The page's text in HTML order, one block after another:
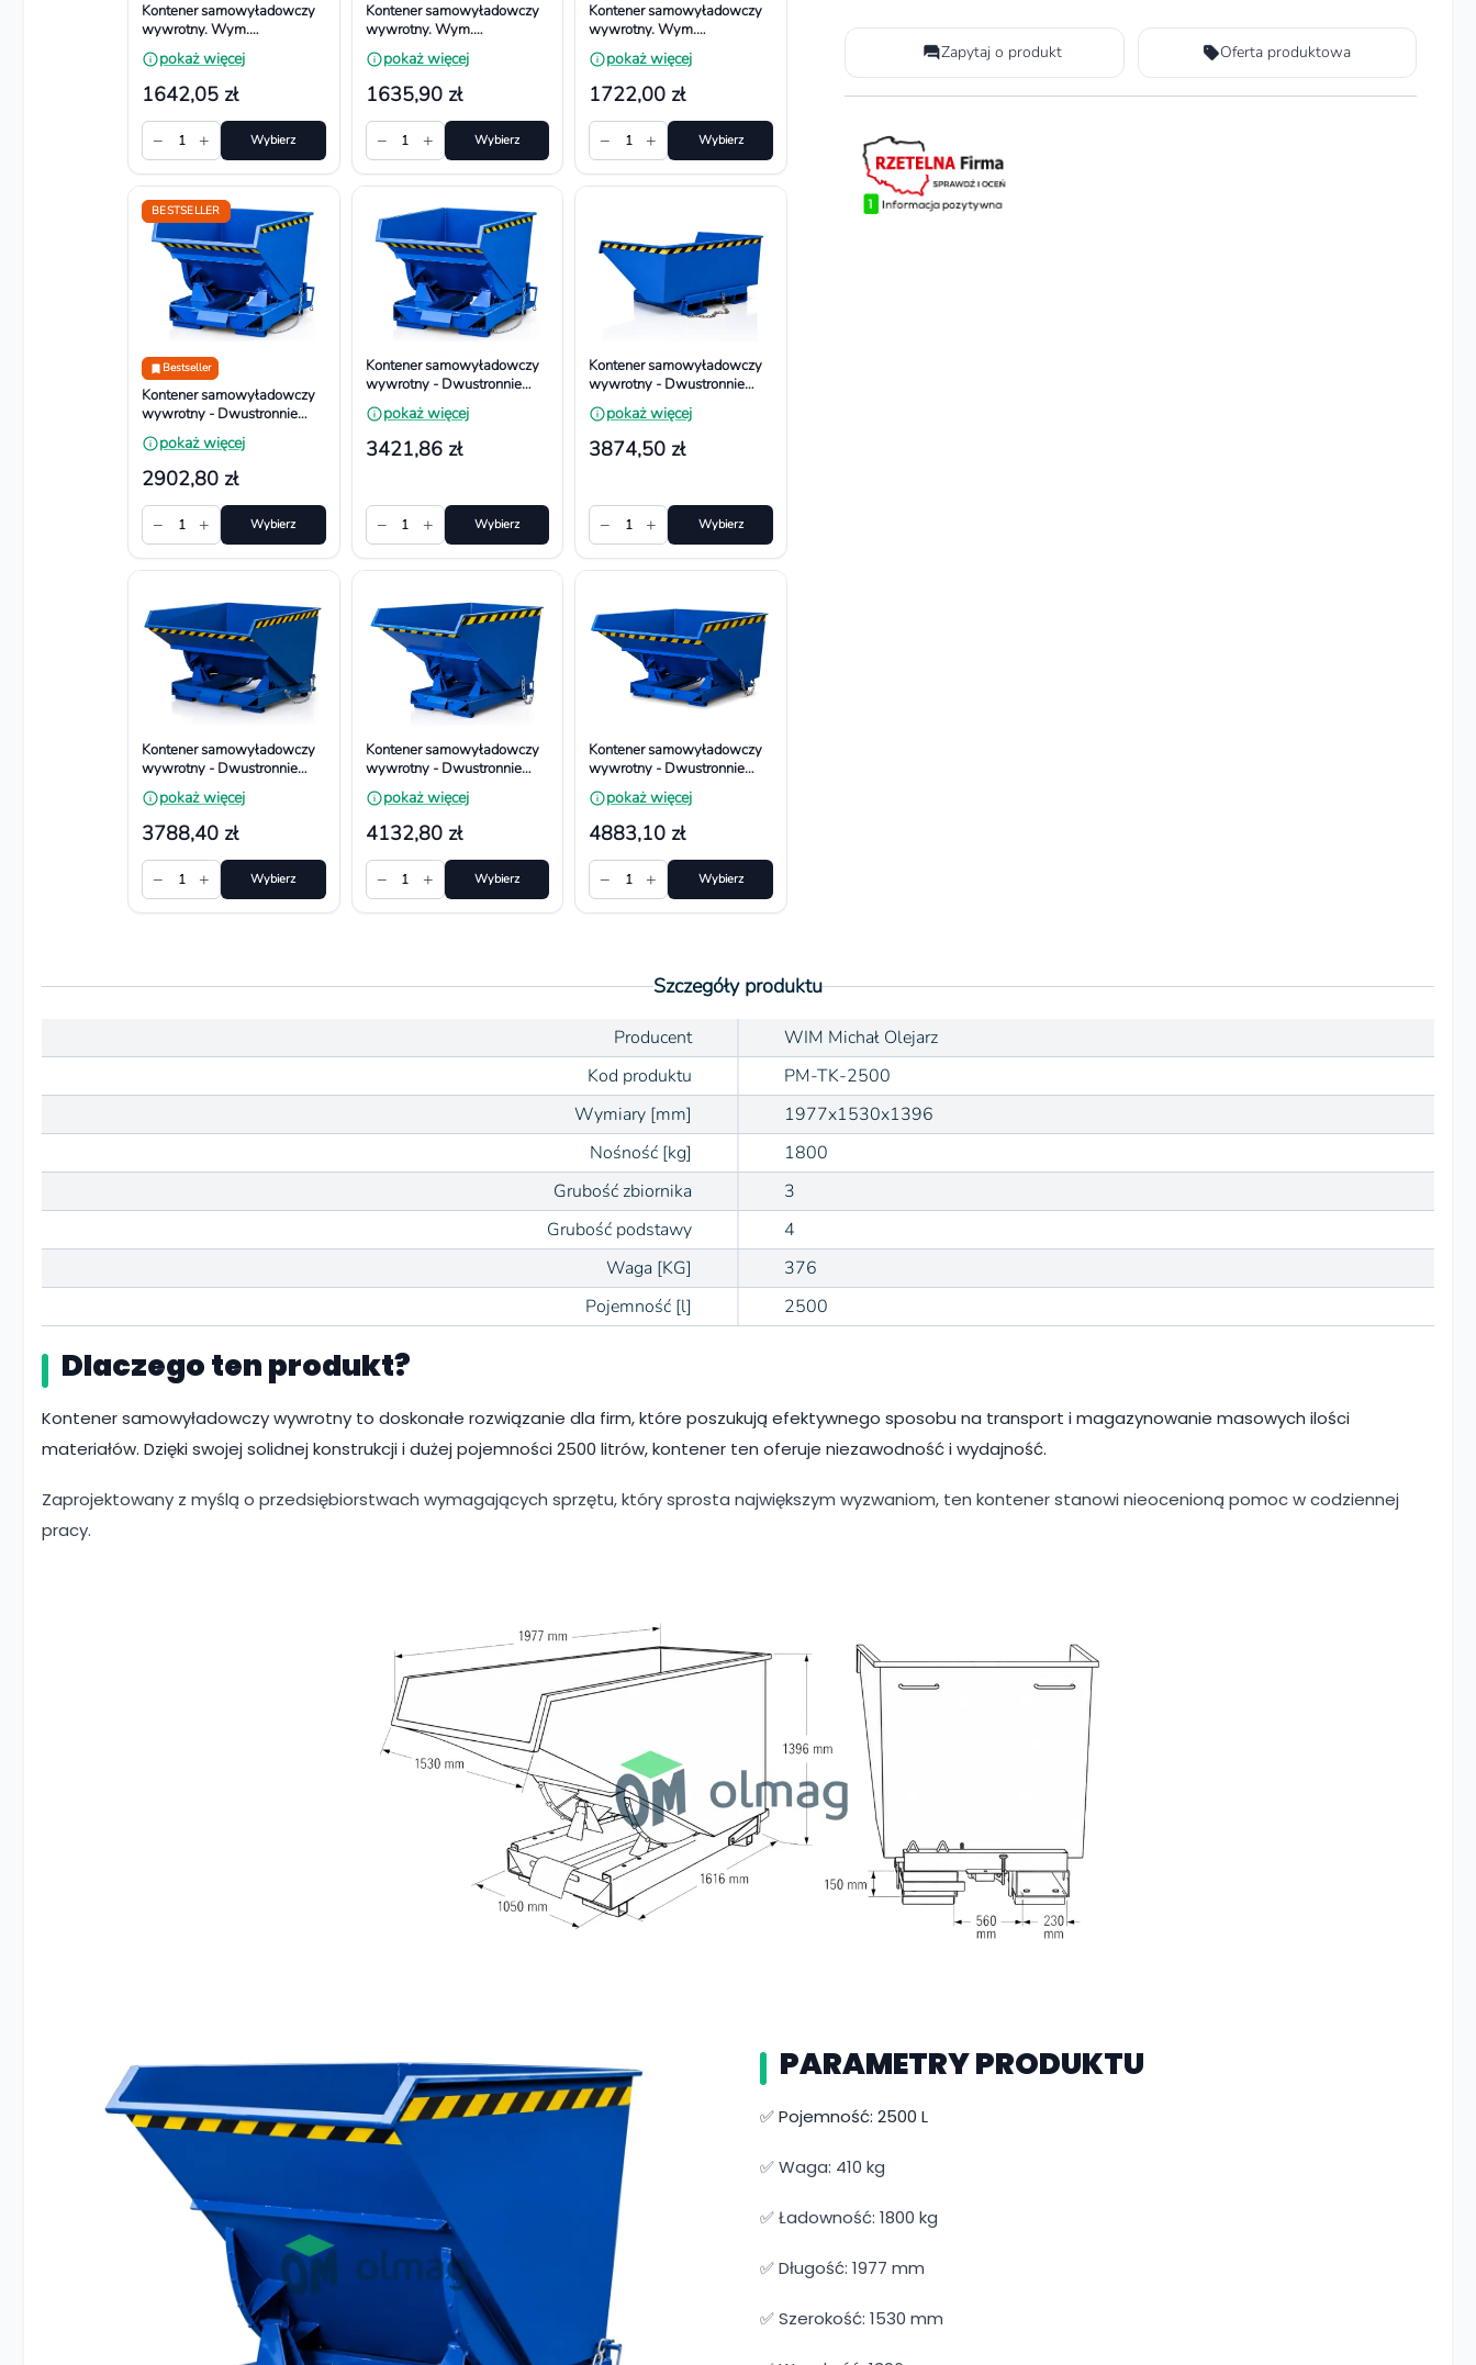
Kontener samowyładowczy
wywrotny. Wym.
1210x747x419 mm,
Pojemność 150l
pokaż więcej
1642,05 zł
− 1 + Wybierz
Kontener samowyładowczy
wywrotny. Wym.
1210x1047x419 mm,
Pojemność 250l
pokaż więcej
1635,90 zł
− 1 + Wybierz
Kontener samowyładowczy
wywrotny. Wym.
1393x780x577 mm,
Pojemność 300l
pokaż więcej
1722,00 zł
− 1 + Wybierz
BESTSELLER
Bestseller
Kontener samowyładowczy
wywrotny - Dwustronnie
spawany. Wym.
1240x844x771 mm,
Pojemność 300l
pokaż więcej
2902,80 zł
− 1 + Wybierz
Kontener samowyładowczy
wywrotny - Dwustronnie
spawany. Wym.
1450x864x884 mm,
Pojemność 600l
pokaż więcej
3421,86 zł
− 1 + Wybierz
Kontener samowyładowczy
wywrotny - Dwustronnie
spawany. Wym.
1240x1700x771 mm,
Pojemność 800l
pokaż więcej
3874,50 zł
− 1 + Wybierz
Kontener samowyładowczy
wywrotny - Dwustronnie
spawany. Wym.
1450x1314x884 mm,
Pojemność 900l
pokaż więcej
3788,40 zł
− 1 + Wybierz
Kontener samowyładowczy
wywrotny - Dwustronnie
spawany. Wym.
1803x1064x1066 mm,
Pojemność 1100l
pokaż więcej
4132,80 zł
− 1 + Wybierz
Kontener samowyładowczy
wywrotny - Dwustronnie
spawany. Wym.
1803x1544x1066 mm,
Pojemność 1500l
pokaż więcej
4883,10 zł
− 1 + Wybierz
Zapytaj o produkt Oferta produktowa
Szczegóły produktu
Producent
WIM Michał Olejarz
Kod produktu
PM-TK-2500
Wymiary [mm]
1977x1530x1396
Nośność [kg]
1800
Grubość zbiornika
3
Grubość podstawy
4
Waga [KG]
376
Pojemność [l]
2500
Dlaczego ten produkt?
Kontener samowyładowczy wywrotny to doskonałe rozwiązanie dla firm, które poszukują efektywnego sposobu na transport i magazynowanie masowych ilości
materiałów. Dzięki swojej solidnej konstrukcji i dużej pojemności 2500 litrów, kontener ten oferuje niezawodność i wydajność.
Zaprojektowany z myślą o przedsiębiorstwach wymagających sprzętu, który sprosta największym wyzwaniom, ten kontener stanowi nieocenioną pomoc w codziennej
pracy.
PARAMETRY PRODUKTU
✅ Pojemność: 2500 L
✅ Waga: 410 kg
✅ Ładowność: 1800 kg
✅ Długość: 1977 mm
✅ Szerokość: 1530 mm